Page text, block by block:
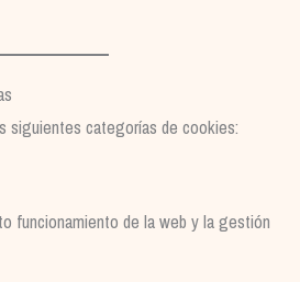
siguientes categorías de cookies:
funcionamiento de la web y la gestión